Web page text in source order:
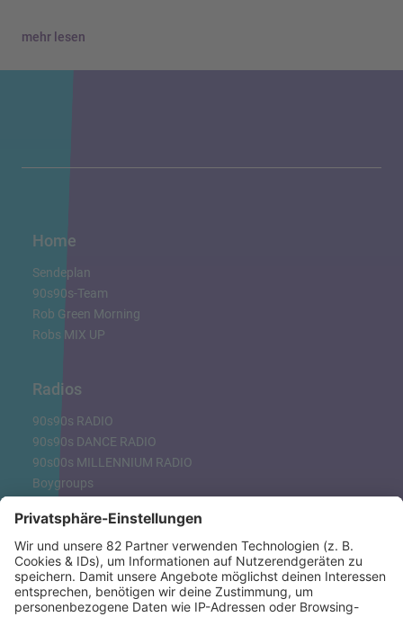
mehr lesen
Home
Sendeplan
90s90s-Team
Rob Green Morning
Robs MIX UP
Radios
90s90s RADIO
90s90s DANCE RADIO
90s00s MILLENNIUM RADIO
Boygroups
Clubhits
Dinnerparty
Eurodance
Grunge
Hiphop & Rap